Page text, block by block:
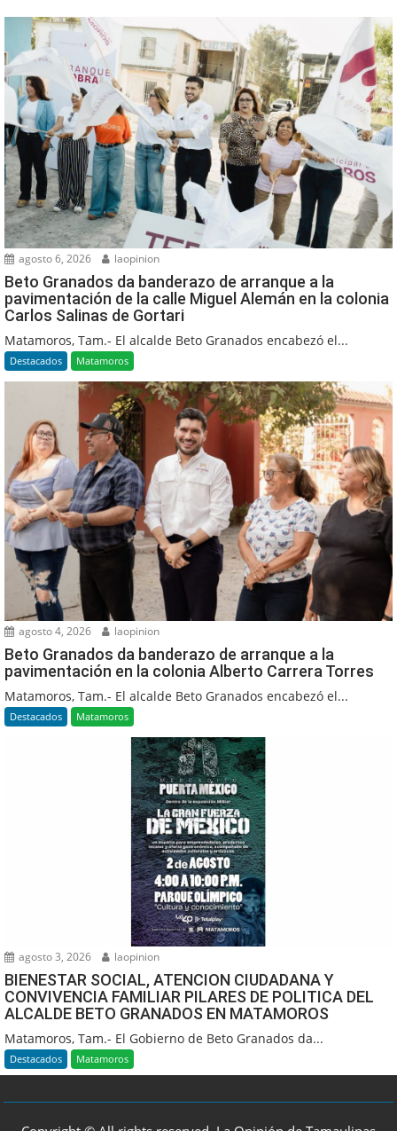
agosto 6, 2026 laopinion
Beto Granados da banderazo de arranque a la
pavimentación de la calle Miguel Alemán en la colonia
Carlos Salinas de Gortari
Matamoros, Tam.- El alcalde Beto Granados encabezó el...
Destacados Matamoros
agosto 4, 2026 laopinion
Beto Granados da banderazo de arranque a la
pavimentación en la colonia Alberto Carrera Torres
Matamoros, Tam.- El alcalde Beto Granados encabezó el...
Destacados Matamoros
agosto 3, 2026 laopinion
BIENESTAR SOCIAL, ATENCION CIUDADANA Y
CONVIVENCIA FAMILIAR PILARES DE POLITICA DEL
ALCALDE BETO GRANADOS EN MATAMOROS
Matamoros, Tam.- El Gobierno de Beto Granados da...
Destacados Matamoros